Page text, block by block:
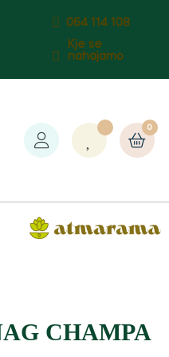
064 114 108
Kje se
nahajamo
0
CHAMPA